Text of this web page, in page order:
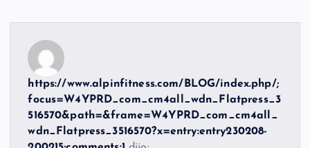
https://www.alpinfitness.com/BLOG/index.php/;
focus=W4YPRD_com_cm4all_wdn_Flatpress_3
516570&path=&frame=W4YPRD_com_cm4all_
wdn_Flatpress_3516570?x=entry:entry230208-